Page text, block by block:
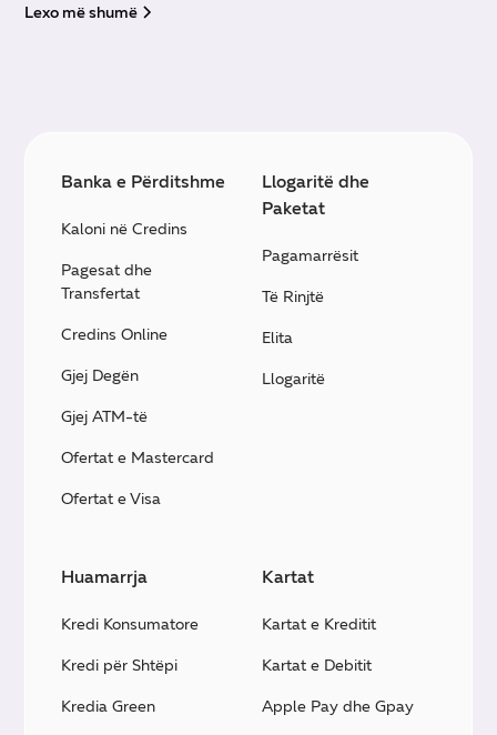
Lexo më shumë
Banka e Përditshme
Kaloni në Credins
Pagesat dhe
Transfertat
Credins Online
Gjej Degën
Gjej ATM-të
Ofertat e Mastercard
Ofertat e Visa
Llogaritë dhe
Paketat
Pagamarrësit
Të Rinjtë
Elita
Llogaritë
Huamarrja
Kredi Konsumatore
Kredi për Shtëpi
Kredia Green
Kartat
Kartat e Kreditit
Kartat e Debitit
Apple Pay dhe Gpay